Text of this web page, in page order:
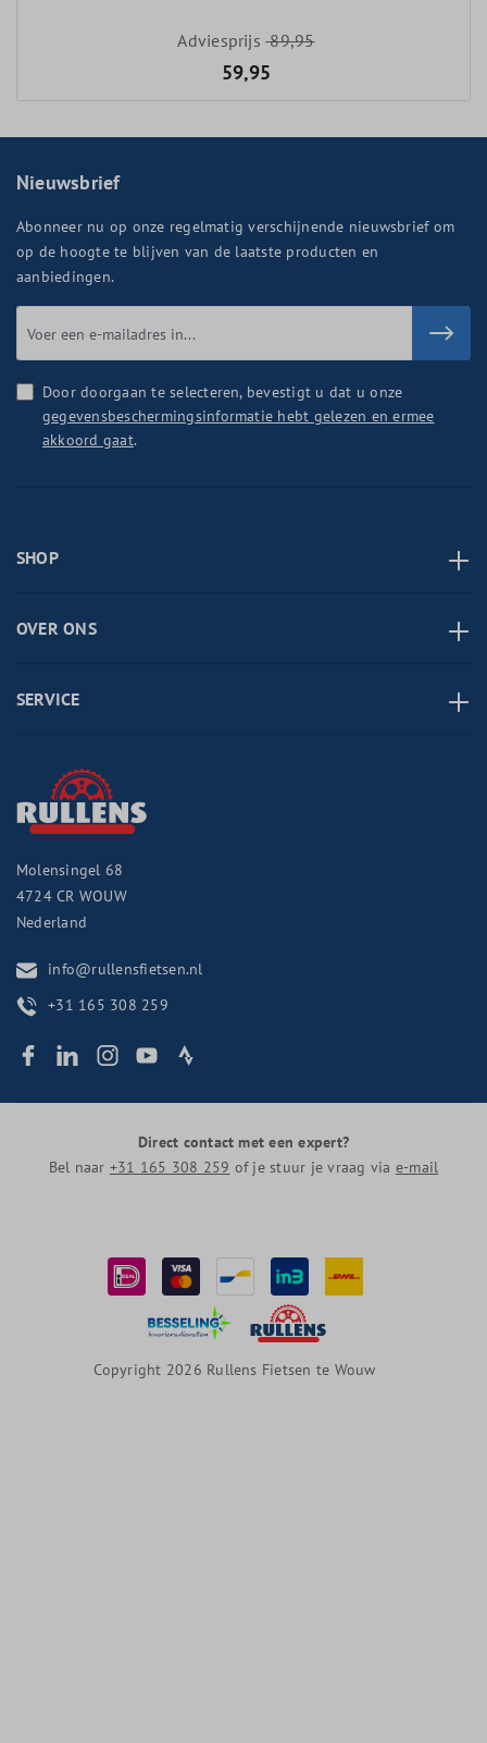
Adviesprijs89,95
59,95
Nieuwsbrief
Abonneer nu op onze regelmatig verschijnende nieuwsbrief om
op de hoogte te blijven van de laatste producten en
aanbiedingen.
Door doorgaan te selecteren, bevestigt u dat u onze
gegevensbeschermingsinformatie hebt gelezen en ermee
akkoord gaat.
SHOP
OVER ONS
SERVICE
Molensingel 68
4724 CR WOUW
Nederland
info@rullensfietsen.nl
+31 165 308 259
Direct contact met een expert?
Bel naar +31 165 308 259 of je stuur je vraag via e-mail
Copyright 2026 Rullens Fietsen te Wouw